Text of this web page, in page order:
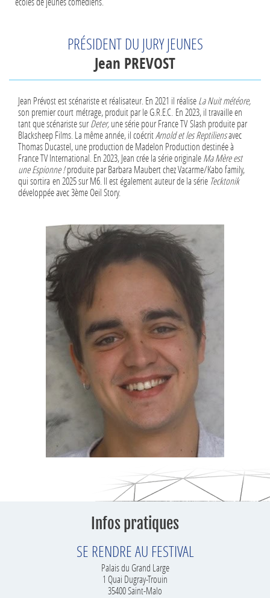
PRÉSIDENT DU JURY JEUNES
Jean PREVOST
Jean Prévost est scénariste et réalisateur. En 2021 il réaliseLa Nuit météore,
son premier court métrage, produit par le G.R.E.C. En 2023, il travaille en
tant que scénariste surDeter,une série pour France TV Slash produite par
Blacksheep Films. La même année, il coécritArnold et les Reptiliensavec
Thomas Ducastel, une production de Madelon Production destinée à
France TV International. En 2023, Jean crée la série originaleMa Mère est
une Espionne !produite par Barbara Maubert chez Vacarme/Kabo family,
qui sortira en 2025 sur M6. Il est également auteur de la série Tecktonik
développée avec 3ème Oeil Story.
Infos pratiques
SE RENDRE AU FESTIVAL
Palais du Grand Large
1 Quai Dugray-Trouin
35400 Saint-Malo